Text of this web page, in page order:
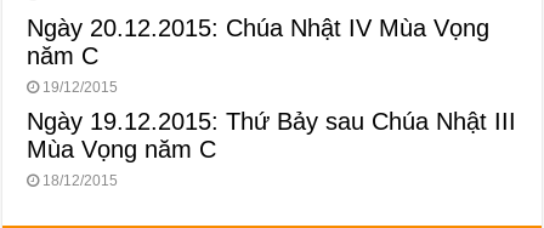
Ngày 20.12.2015: Chúa Nhật IV Mùa Vọng
năm C
19/12/2015
Ngày 19.12.2015: Thứ Bảy sau Chúa Nhật III
Mùa Vọng năm C
18/12/2015